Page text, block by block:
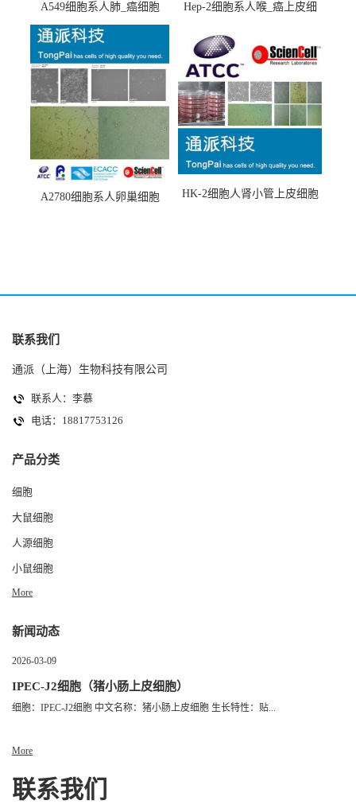
A549细胞系人肺_癌细胞
(A549细胞)
Hep-2细胞系人喉_癌上皮细
A2780细胞系人卵巢细胞
HK-2细胞人肾小管上皮细胞
联系我们
通派（上海）生物科技有限公司
联系人：李慕
电话：18817753126
产品分类
细胞
大鼠细胞
人源细胞
小鼠细胞
More
新闻动态
2026-03-09
IPEC-J2细胞（猪小肠上皮细胞）
细胞：IPEC-J2细胞 中文名称：猪小肠上皮细胞 生长特性：贴...
More
联系我们